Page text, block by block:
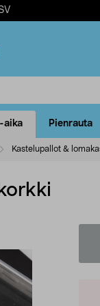
aika Pienrauta
Kastelupallot &